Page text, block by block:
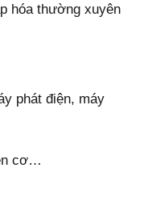
hóa thường xuyên
phát điện, máy
cơ…